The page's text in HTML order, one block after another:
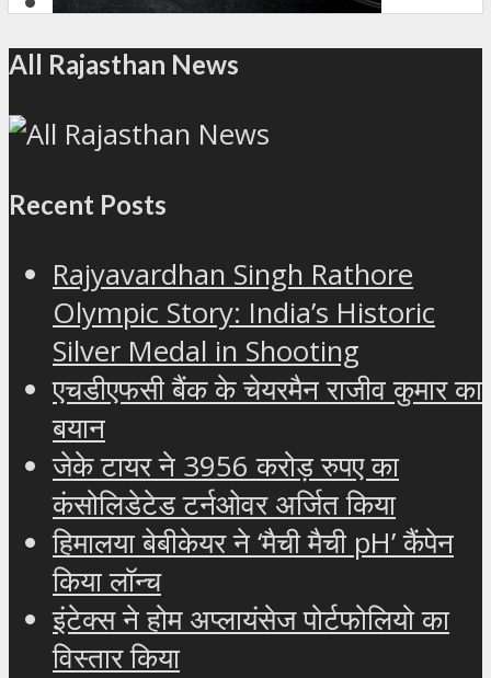
All Rajasthan News
Recent Posts
Rajyavardhan Singh Rathore
Olympic Story: India’s Historic
Silver Medal in Shooting
एचडीएफसी बैंक के चेयरमैन राजीव कुमार का
बयान
जेके टायर ने 3956 करोड़ रुपए का
कंसोलिडेटेड टर्नओवर अर्जित किया
हिमालया बेबीकेयर ने ‘मैची मैची pH’ कैंपेन
किया लॉन्च
इंटेक्स ने होम अप्लायंसेज पोर्टफोलियो का
विस्तार किया